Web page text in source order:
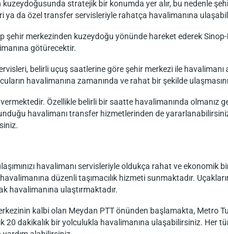
stratejik bir konumda yer alır, bu nedenle
ya da özel transfer servisleriyle rahatça havalimanına
şehir merkezinden kuzeydoğu yönünde hareket ederek
götürecektir.
belirli uçuş saatlerine göre şehir merkezi ile
havalimanına zamanında ve rahat bir şekilde
Özellikle belirli bir saatte havalimanında olmanız
havalimanı transfer hizmetlerinden de
havalimanı servisleriyle oldukça rahat ve
düzenli taşımacılık hizmeti sunmaktadır.
havalimanına ulaştırmaktadır.
kalbi olan Meydan PTT önünden başlamakta, Metro
20 dakikalık bir yolculukla havalimanına ulaşabilirsiniz. Her